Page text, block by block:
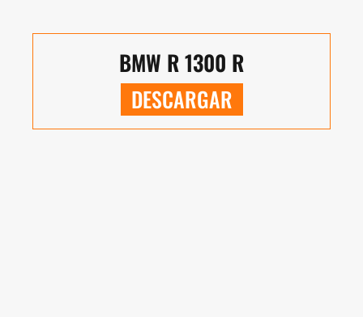
BMW R 1300 R
DESCARGAR